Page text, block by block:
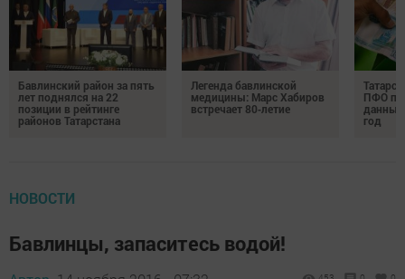
Бавлинский район за пять
лет поднялся на 22
позиции в рейтинге
районов Татарстана
Легенда бавлинской
медицины: Марс Хабиров
встречает 80‑летие
ПФО по
данные
год
НОВОСТИ
Бавлинцы, запаситесь водой!